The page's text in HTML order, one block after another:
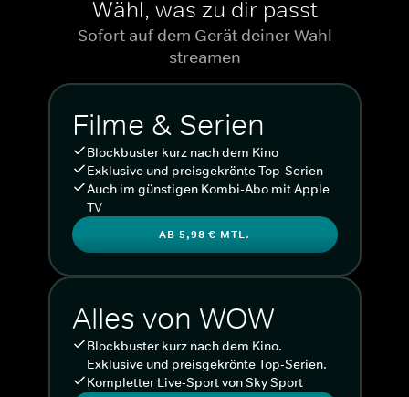
Wähl, was zu dir passt
Sofort auf dem Gerät deiner Wahl
streamen
Filme & Serien
Blockbuster kurz nach dem Kino
Exklusive und preisgekrönte Top-Serien
Auch im günstigen Kombi-Abo mit Apple
TV
AB 5,98 € MTL.
Alles von WOW
Blockbuster kurz nach dem Kino.
Exklusive und preisgekrönte Top-Serien.
Kompletter Live-Sport von Sky Sport